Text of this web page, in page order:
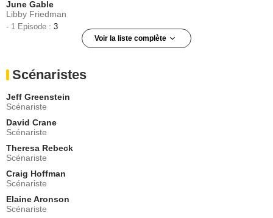
June Gable
Libby Friedman
- 1 Episode : 3
Voir la liste complète
- 1 Episode :4
Dr. Klein
- 1 Episode :
Ellen Ratner
Levinson
- 1 Episode :7
Larry Miller
Sgt McDougal
- 1 Episode :
Kathryn Harrold
Veronica Sheridan
Scénaristes
Jeff Greenstein
Scénariste
David Crane
Scénariste
Theresa Rebeck
Scénariste
Craig Hoffman
Scénariste
Elaine Aronson
Scénariste